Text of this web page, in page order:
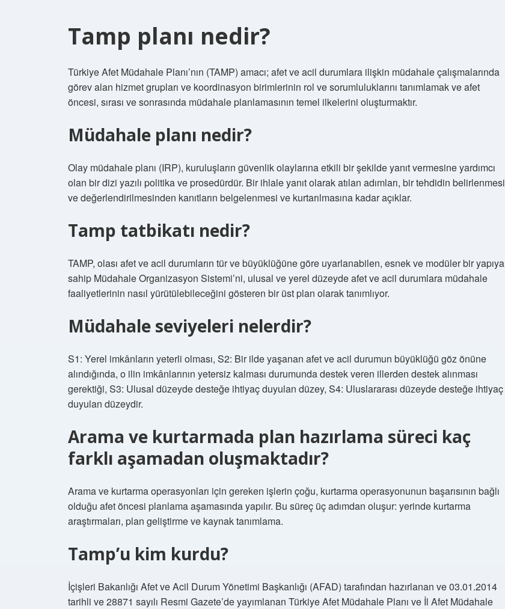
Tamp planı nedir?
Türkiye Afet Müdahale Planı’nın (TAMP) amacı; afet ve acil durumlara ilişkin müdahale çalışmalarında
görev alan hizmet grupları ve koordinasyon birimlerinin rol ve sorumluluklarını tanımlamak ve afet
öncesi, sırası ve sonrasında müdahale planlamasının temel ilkelerini oluşturmaktır.
Müdahale planı nedir?
Olay müdahale planı (IRP), kuruluşların güvenlik olaylarına etkili bir şekilde yanıt vermesine yardımcı
olan bir dizi yazılı politika ve prosedürdür. Bir ihlale yanıt olarak atılan adımları, bir tehdidin belirlenmesi
ve değerlendirilmesinden kanıtların belgelenmesi ve kurtarılmasına kadar açıklar.
Tamp tatbikatı nedir?
TAMP, olası afet ve acil durumların tür ve büyüklüğüne göre uyarlanabilen, esnek ve modüler bir yapıya
sahip Müdahale Organizasyon Sistemi’ni, ulusal ve yerel düzeyde afet ve acil durumlara müdahale
faaliyetlerinin nasıl yürütülebileceğini gösteren bir üst plan olarak tanımlıyor.
Müdahale seviyeleri nelerdir?
S1: Yerel imkânların yeterli olması, S2: Bir ilde yaşanan afet ve acil durumun büyüklüğü göz önüne
alındığında, o ilin imkânlarının yetersiz kalması durumunda destek veren illerden destek alınması
gerektiği, S3: Ulusal düzeyde desteğe ihtiyaç duyulan düzey, S4: Uluslararası düzeyde desteğe ihtiyaç
duyulan düzeydir.
Arama ve kurtarmada plan hazırlama süreci kaç
farklı aşamadan oluşmaktadır?
Arama ve kurtarma operasyonları için gereken işlerin çoğu, kurtarma operasyonunun başarısının bağlı
olduğu afet öncesi planlama aşamasında yapılır. Bu süreç üç adımdan oluşur: yerinde kurtarma
araştırmaları, plan geliştirme ve kaynak tanımlama.
Tamp’u kim kurdu?
İçişleri Bakanlığı Afet ve Acil Durum Yönetimi Başkanlığı (AFAD) tarafından hazırlanan ve 03.01.2014
tarihli ve 28871 sayılı Resmi Gazete’de yayımlanan Türkiye Afet Müdahale Planı ve İl Afet Müdahale